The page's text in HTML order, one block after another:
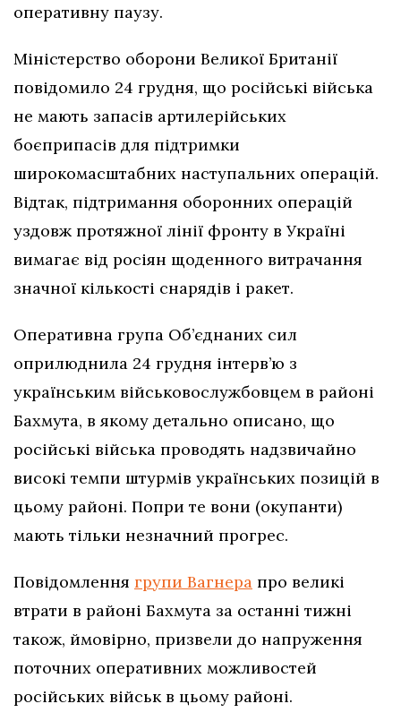
оперативну паузу.
Міністерство оборони Великої Британії
повідомило 24 грудня, що російські війська
не мають запасів артилерійських
боєприпасів для підтримки
широкомасштабних наступальних операцій.
Відтак, підтримання оборонних операцій
уздовж протяжної лінії фронту в Україні
вимагає від росіян щоденного витрачання
значної кількості снарядів і ракет.
Оперативна група Об’єднаних сил
оприлюднила 24 грудня інтерв’ю з
українським військовослужбовцем в районі
Бахмута, в якому детально описано, що
російські війська проводять надзвичайно
високі темпи штурмів українських позицій в
цьому районі. Попри те вони (окупанти)
мають тільки незначний прогрес.
Повідомлення групи Вагнера про великі
втрати в районі Бахмута за останні тижні
також, ймовірно, призвели до напруження
поточних оперативних можливостей
російських військ в цьому районі.